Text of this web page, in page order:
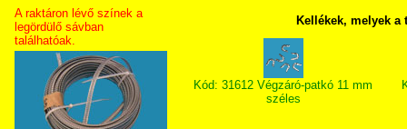
A raktáron lévő színek a
legördülő sávban
találhatóak.
Kellékek, melyek
Kód: 31612 Végzáró-patkó 11 mm
széles